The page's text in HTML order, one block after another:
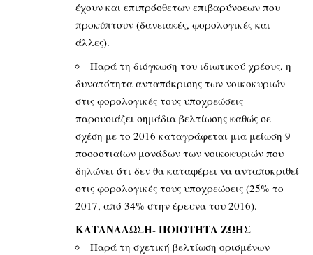
έχουν και επιπρόσθετων επιβαρύνσεων που
προκύπτουν (δανειακές, φορολογικές και
άλλες).
Παρά τη διόγκωση του ιδιωτικού χρέους, η
δυνατότητα ανταπόκρισης των νοικοκυριών
στις φορολογικές τους υποχρεώσεις
παρουσιάζει σημάδια βελτίωσης καθώς σε
σχέση με το 2016 καταγράφεται μια μείωση 9
ποσοστιαίων μονάδων των νοικοκυριών που
δηλώνει ότι δεν θα καταφέρει να ανταποκριθεί
στις φορολογικές τους υποχρεώσεις (25% το
2017, από 34% στην έρευνα του 2016).
ΚΑΤΑΝΑΛΩΣΗ- ΠΟΙΟΤΗΤΑ ΖΩΗΣ
Παρά τη σχετική βελτίωση ορισμένων